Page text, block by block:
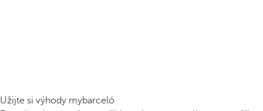
Užijte si výhody mybarceló